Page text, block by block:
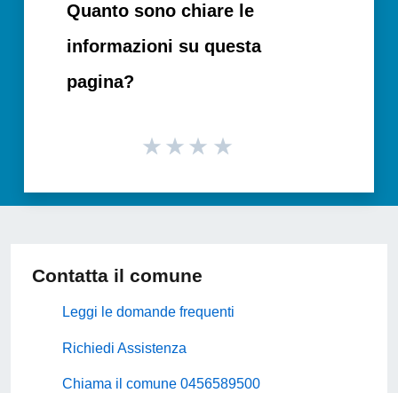
Quanto sono chiare le
informazioni su questa
pagina?
Contatta il comune
Leggi le domande frequenti
Richiedi Assistenza
Chiama il comune 0456589500